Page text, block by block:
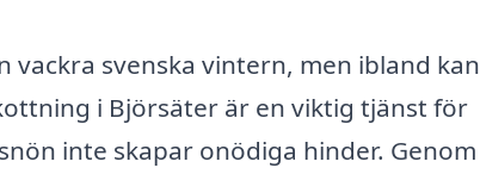
svenska vintern, men ibland kan
i Björsäter är en viktig tjänst för
inte skapar onödiga hinder. Genom